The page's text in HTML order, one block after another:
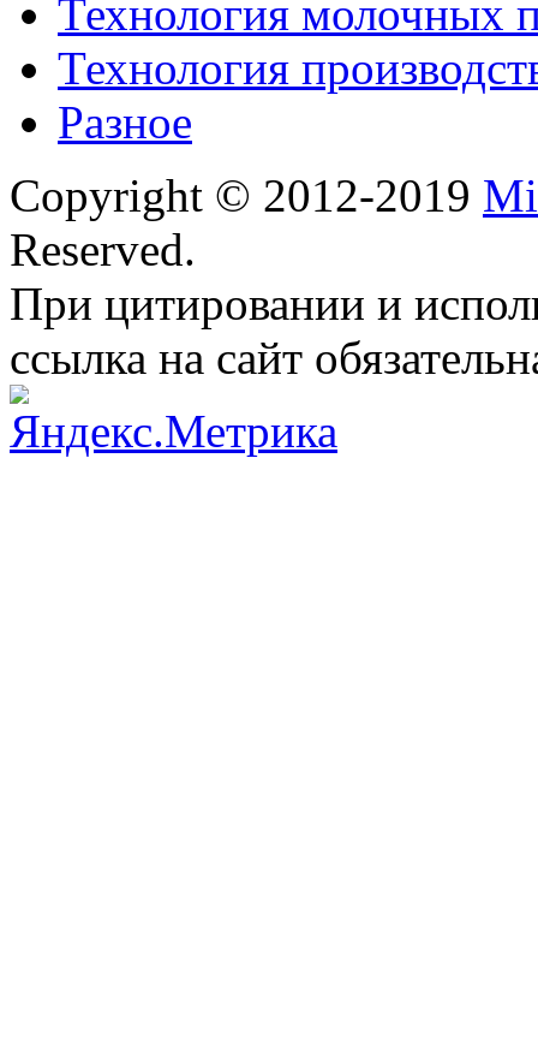
Технология молочных
Технология
Разное
Copyright © 2012-2019
Reserved.
При цитировании и
ссылка на сайт